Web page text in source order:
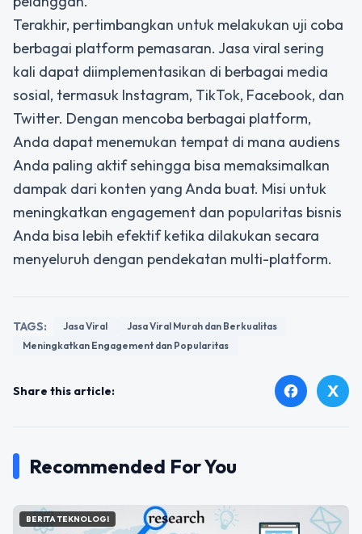
Terakhir, pertimbangkan untuk melakukan uji coba
berbagai platform pemasaran. Jasa viral sering
kali dapat diimplementasikan di berbagai media
sosial, termasuk Instagram, TikTok, Facebook, dan
Twitter. Dengan mencoba berbagai platform,
Anda dapat menemukan tempat di mana audiens
Anda paling aktif sehingga bisa memaksimalkan
dampak dari konten yang Anda buat. Misi untuk
meningkatkan engagement dan popularitas bisnis
Anda bisa lebih efektif ketika dilakukan secara
menyeluruh dengan pendekatan multi-platform.
TAGS: Jasa Viral
Jasa Viral Murah dan Berkualitas
Meningkatkan Engagement dan Popularitas
Share this article: facebook X
Recommended For You
BERITA TEKNOLOGI